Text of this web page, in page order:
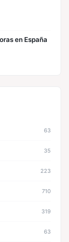
en España
63
35
223
710
319
63